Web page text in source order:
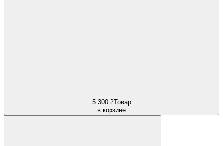
5 300 ₽Товар
в корзине